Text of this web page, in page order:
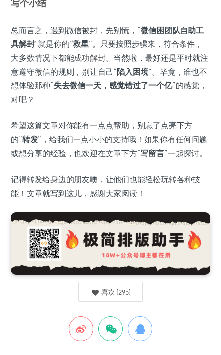
写个小结
总而言之，遇到微信被封，先别慌，“微信困团队自助工
具解封”就是你的“救星”。只要按照步骤来，符合条件，
大多数情况下都能成功解封。当然啦，最好还是平时就注
意遵守微信的规则，别让自己“陷入困境”。毕竟，谁也不
想体验那种“失去微信一天，感觉错过了一个亿”的感觉，
对吧？
希望这篇文章对你能有一点点帮助，别忘了点亮下方
的“转发”，给我们一点小小的支持哦！如果你有任何问题
或想分享的经验，也欢迎在文章下方“写留言”一起探讨。
记得转发给身边的朋友噢，让他们也能轻松玩转各种技
能！文章就写到这儿，感谢大家阅读！
喜欢 (295)